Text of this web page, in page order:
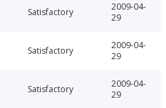
Satisfactory
2009-04-
29
Satisfactory
2009-04-
29
Satisfactory
2009-04-
29